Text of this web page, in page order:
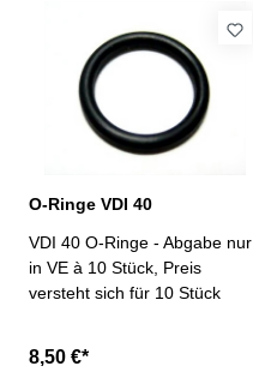
O-Ringe VDI 40
VDI 40 O-Ringe - Abgabe nur
in VE à 10 Stück, Preis
versteht sich für 10 Stück
8,50 €*